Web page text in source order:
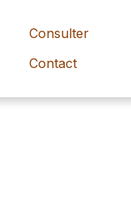
Consulter
Contact